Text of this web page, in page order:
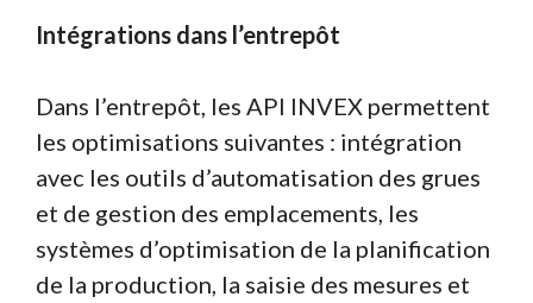
Intégrations dans l’entrepôt
Dans l’entrepôt, les API INVEX permettent
les optimisations suivantes : intégration
avec les outils d’automatisation des grues
et de gestion des emplacements, les
systèmes d’optimisation de la planification
de la production, la saisie des mesures et